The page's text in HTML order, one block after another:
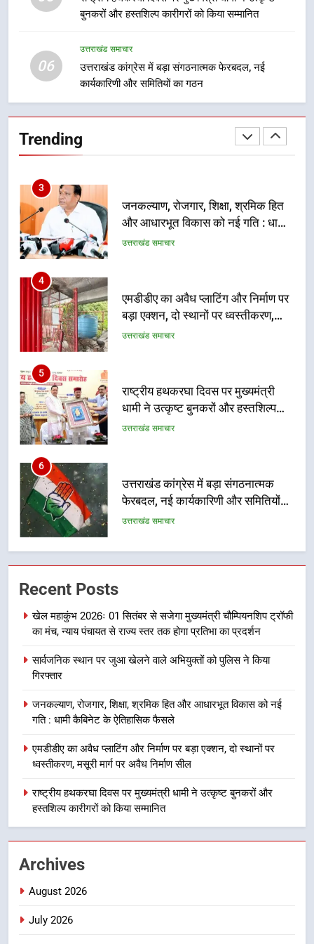
बुनकरों और हस्तशिल्प कारीगरों को किया सम्मानित
06
उत्तराखंड समाचार
उत्तराखंड कांग्रेस में बड़ा संगठनात्मक फेरबदल, नई
कार्यकारिणी और समितियों का गठन
Trending
नहींः डीएम
खेल महाकुंभ 2026ः 01 सितंबर से सजेगा
न्याय पंचायत से राज्य स्तर तक होगा
प्रतिभा का प्रदर्शन
उत्तराखंड समाचार
अभियुक्तों को पुलिस ने किया गिरफ्तार
3
जनकल्याण, रोजगार, शिक्षा, श्रमिक हित
और आधारभूत विकास को नई गति : धामी
कैबिनेट के ऐतिहासिक फैसले
उत्तराखंड समाचार
4
एमडीडीए का अवैध प्लाटिंग और निर्माण पर
बड़ा एक्शन, दो स्थानों पर ध्वस्तीकरण,
उत्तराखंड समाचार
5
राष्ट्रीय हथकरघा दिवस पर मुख्यमंत्री
धामी ने उत्कृष्ट बुनकरों और हस्तशिल्प
कारीगरों को किया सम्मानित
उत्तराखंड समाचार
6
उत्तराखंड कांग्रेस में बड़ा संगठनात्मक
फेरबदल, नई कार्यकारिणी और समितियों
उत्तराखंड समाचार
7
भर्ती
उत्तराखंड समाचार
दिल्ली-देहरादून आर्थिक कॉरिडोर से जुड़ी
का डीएम ने किया निरीक्षण; समयबद्ध एवं
गुणवत्तापूर्ण निर्माण सुनिश्चित करने के
नहींः डीएम
उत्तराखंड समाचार
खेल महाकुंभ 2026ः 01 सितंबर से सजेगा
न्याय पंचायत से राज्य स्तर तक होगा
प्रतिभा का प्रदर्शन
उत्तराखंड समाचार
3
Recent Posts
खेल महाकुंभ 2026ः 01 सितंबर से सजेगा मुख्यमंत्री चौम्पियनशिप ट्रॉफी
का मंच, न्याय पंचायत से राज्य स्तर तक होगा प्रतिभा का प्रदर्शन
सार्वजनिक स्थान पर जुआ खेलने वाले अभियुक्तों को पुलिस ने किया
गिरफ्तार
जनकल्याण, रोजगार, शिक्षा, श्रमिक हित और आधारभूत विकास को नई
गति : धामी कैबिनेट के ऐतिहासिक फैसले
एमडीडीए का अवैध प्लाटिंग और निर्माण पर बड़ा एक्शन, दो स्थानों पर
ध्वस्तीकरण, मसूरी मार्ग पर अवैध निर्माण सील
राष्ट्रीय हथकरघा दिवस पर मुख्यमंत्री धामी ने उत्कृष्ट बुनकरों और
हस्तशिल्प कारीगरों को किया सम्मानित
Archives
August 2026
July 2026